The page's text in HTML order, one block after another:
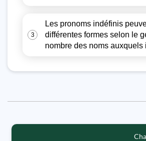
3
Les pronoms indéfinis
différentes formes selon le
nombre des noms auxquels